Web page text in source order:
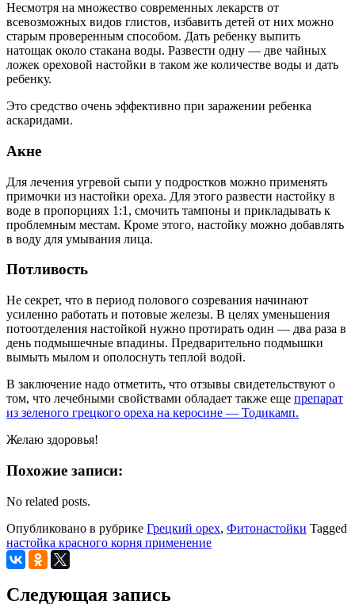
Несмотря на множество современных лекарств от
всевозможных видов глистов, избавить детей от них можно
старым проверенным способом. Дать ребенку выпить
натощак около стакана воды. Развести одну — две чайных
ложек ореховой настойки в таком же количестве воды и дать
ребенку.
Это средство очень эффективно при заражении ребенка
аскаридами.
Акне
Для лечения угревой сыпи у подростков можно применять
примочки из настойки ореха. Для этого развести настойку в
воде в пропорциях 1:1, смочить тампоны и прикладывать к
проблемным местам. Кроме этого, настойку можно добавлять
в воду для умывания лица.
Потливость
Не секрет, что в период полового созревания начинают
усиленно работать и потовые железы. В целях уменьшения
потоотделения настойкой нужно протирать один — два раза в
день подмышечные впадины. Предварительно подмышки
вымыть мылом и ополоснуть теплой водой.
В заключение надо отметить, что отзывы свидетельствуют о
том, что лечебными свойствами обладает также еще препарат
из зеленого грецкого ореха на керосине — Тодикамп.
Желаю здоровья!
Похожие записи:
No related posts.
Опубликовано в рубрике Грецкий орех, Фитонастойки Tagged
настойка красного корня применение
Следующая запись